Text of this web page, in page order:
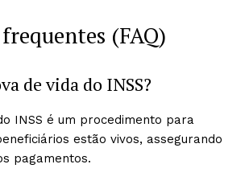
(FAQ)
de vida do INSS?
INSS é um procedimento para
estão vivos, assegurando
pagamentos.